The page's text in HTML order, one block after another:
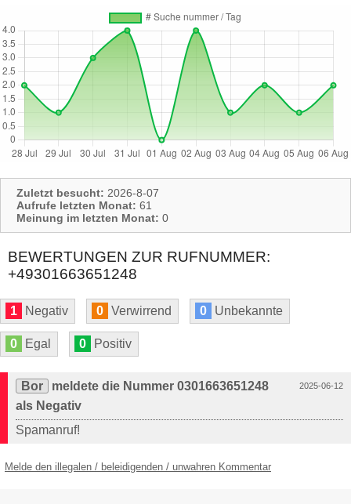
Zuletzt besucht: 2026-8-07
Aufrufe letzten Monat: 61
Meinung im letzten Monat: 0
BEWERTUNGEN ZUR RUFNUMMER:
+49301663651248
1 Negativ 0 Verwirrend 0 Unbekannte
0 Egal 0 Positiv
2025-06-12
Bor
meldete die Nummer 0301663651248
als Negativ
Spamanruf!
Melde den illegalen / beleidigenden / unwahren Kommentar